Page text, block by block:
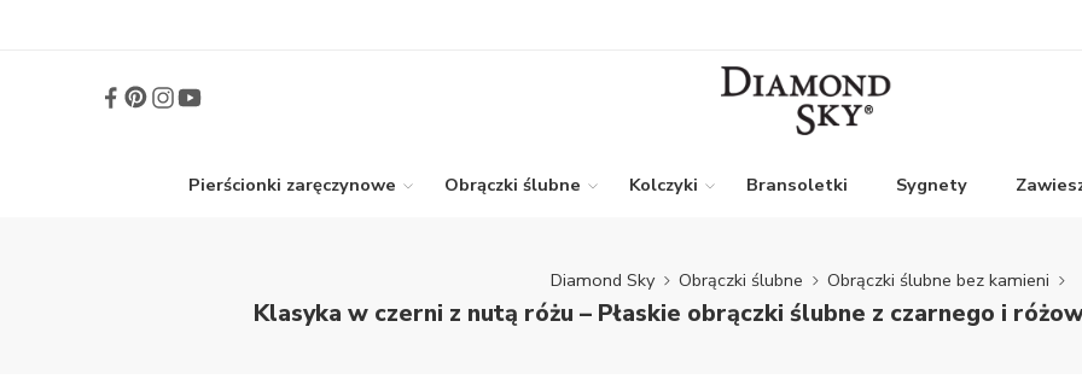
Pierścionki zaręczynowe Obrączki ślubne Kolczyki Bransoletki Sygnety
Diamond Sky Obrączki ślubne Obrączki ślubne bez kamieni
Klasyka w czerni z nutą różu – Płaskie obrączki ślubne z czarnego i